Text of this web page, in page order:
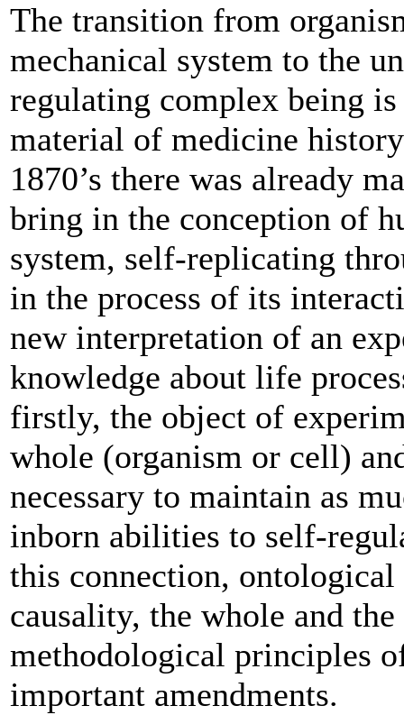
The transition from
mechanical system to the
regulating complex being
material of medicine
1870’s there was already
bring in the conception of
system, self-replicating
in the process of its
new interpretation of an
knowledge about life
firstly, the object of
whole (organism or cell)
necessary to maintain as
inborn abilities to self-
this connection,
causality, the whole and
methodological principles
important amendments.